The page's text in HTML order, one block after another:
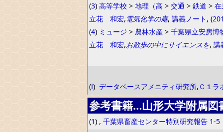
(3) 高等学校 > 地理（高 > 交通 > 鉄道 >
立花 和宏, 電気化学の庵, 講義ノート , (
(4) ミュージ > 農林水産 > 千葉県立安房博
立花 和宏,お散歩の中にサイエンスを, 講
(ⅰ) データベースアメニティ研究所, Ｃ１ラ
参考書籍…山形大学附属図
(1) , 千葉県畜産センター特別研究報告 1-